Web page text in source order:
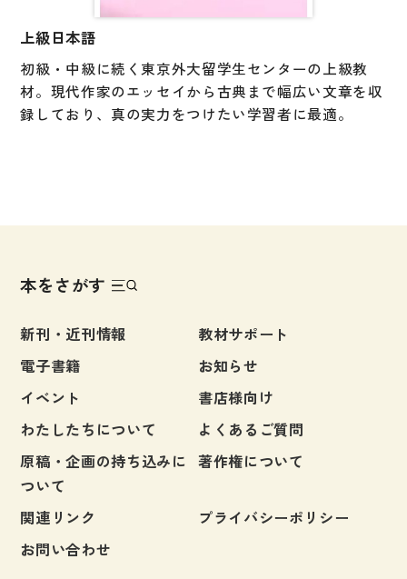
上級日本語
初級・中級に続く東京外大留学生センターの上級教
材。現代作家のエッセイから古典まで幅広い文章を収
録しており、真の実力をつけたい学習者に最適。
本をさがす
新刊・近刊情報
教材サポート
電子書籍
お知らせ
イベント
書店様向け
わたしたちについて
よくあるご質問
原稿・企画の持ち込みに
ついて
著作権について
関連リンク
プライバシーポリシー
お問い合わせ